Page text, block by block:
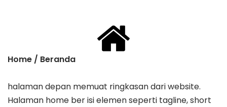
Home / Beranda
halaman depan memuat ringkasan dari website.
Halaman home ber isi elemen seperti tagline, ​short